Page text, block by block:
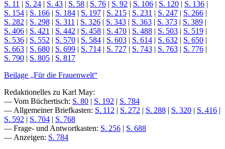
S. 11 | S. 24 | S. 43 | S. 58 | S. 76 | S. 92 | S. 106 | S. 120 | S. 136 |
S. 154 | S. 166 | S. 184 | S. 197 | S. 215 | S. 231 | S. 247 | S. 266 |
S. 282 | S. 298 | S. 311 | S. 326 | S. 343 | S. 363 | S. 373 | S. 389 |
S. 406 | S. 421 | S. 442 | S. 458 | S. 470 | S. 488 | S. 503 | S. 519 |
S. 536 | S. 552 | S. 570 | S. 584 | S. 603 | S. 614 | S. 632 | S. 650 |
S. 663 | S. 680 | S. 699 | S. 714 | S. 727 | S. 743 | S. 763 | S. 776 |
S. 790 | S. 805 | S. 817
Beilage „Für die Frauenwelt“
Redaktionelles zu Karl May:
— Vom Büchertisch: S. 80 | S. 192 | S. 784
— Allgemeiner Briefkasten: S. 112 | S. 272 | S. 288 | S. 320 | S. 416 |
S. 592 | S. 704 | S. 768
— Frage- und Antwortkasten: S. 256 | S. 688
— Anzeigen: S. 784